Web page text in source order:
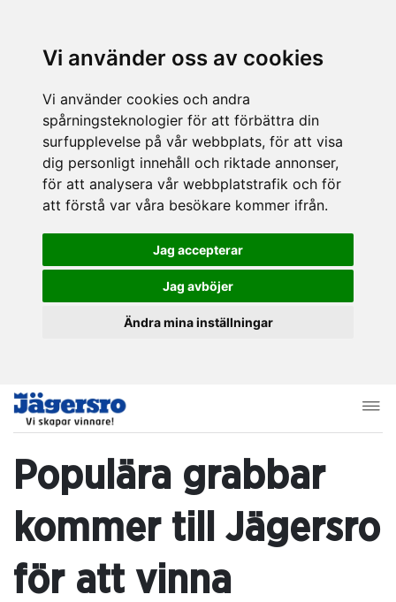
Vi använder oss av cookies
Vi använder cookies och andra
spårningsteknologier för att förbättra din
surfupplevelse på vår webbplats, för att visa
dig personligt innehåll och riktade annonser,
för att analysera vår webbplatstrafik och för
att förstå var våra besökare kommer ifrån.
Jag accepterar
Jag avböjer
Ändra mina inställningar
Populära grabbar
kommer till Jägersro
för att vinna